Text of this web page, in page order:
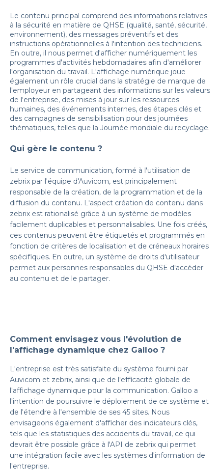
Le contenu principal comprend des informations relatives
à la sécurité en matière de QHSE (qualité, santé, sécurité,
environnement), des messages préventifs et des
instructions opérationnelles à l'intention des techniciens.
En outre, il nous permet d'afficher numériquement les
programmes d'activités hebdomadaires afin d'améliorer
l'organisation du travail. L'affichage numérique joue
également un rôle crucial dans la stratégie de marque de
l'employeur en partageant des informations sur les valeurs
de l'entreprise, des mises à jour sur les ressources
humaines, des événements internes, des étapes clés et
des campagnes de sensibilisation pour des journées
thématiques, telles que la Journée mondiale du recyclage.
Qui gère le contenu ?
Le service de communication, formé à l'utilisation de
zebrix par l'équipe d'Auvicom, est principalement
responsable de la création, de la programmation et de la
diffusion du contenu. L'aspect création de contenu dans
zebrix est rationalisé grâce à un système de modèles
facilement duplicables et personnalisables. Une fois créés,
ces contenus peuvent être étiquetés et programmés en
fonction de critères de localisation et de créneaux horaires
spécifiques. En outre, un système de droits d'utilisateur
permet aux personnes responsables du QHSE d'accéder
au contenu et de le partager.
Comment envisagez vous l'évolution de
l'affichage dynamique chez Galloo ?
L'entreprise est très satisfaite du système fourni par
Auvicom et zebrix, ainsi que de l'efficacité globale de
l'affichage dynamique pour la communication. Galloo a
l'intention de poursuivre le déploiement de ce système et
de l'étendre à l'ensemble de ses 45 sites. Nous
envisageons également d'afficher des indicateurs clés,
tels que les statistiques des accidents du travail, ce qui
devrait être possible grâce à l'API de zebrix qui permet
une intégration facile avec les systèmes d'information de
l'entreprise.